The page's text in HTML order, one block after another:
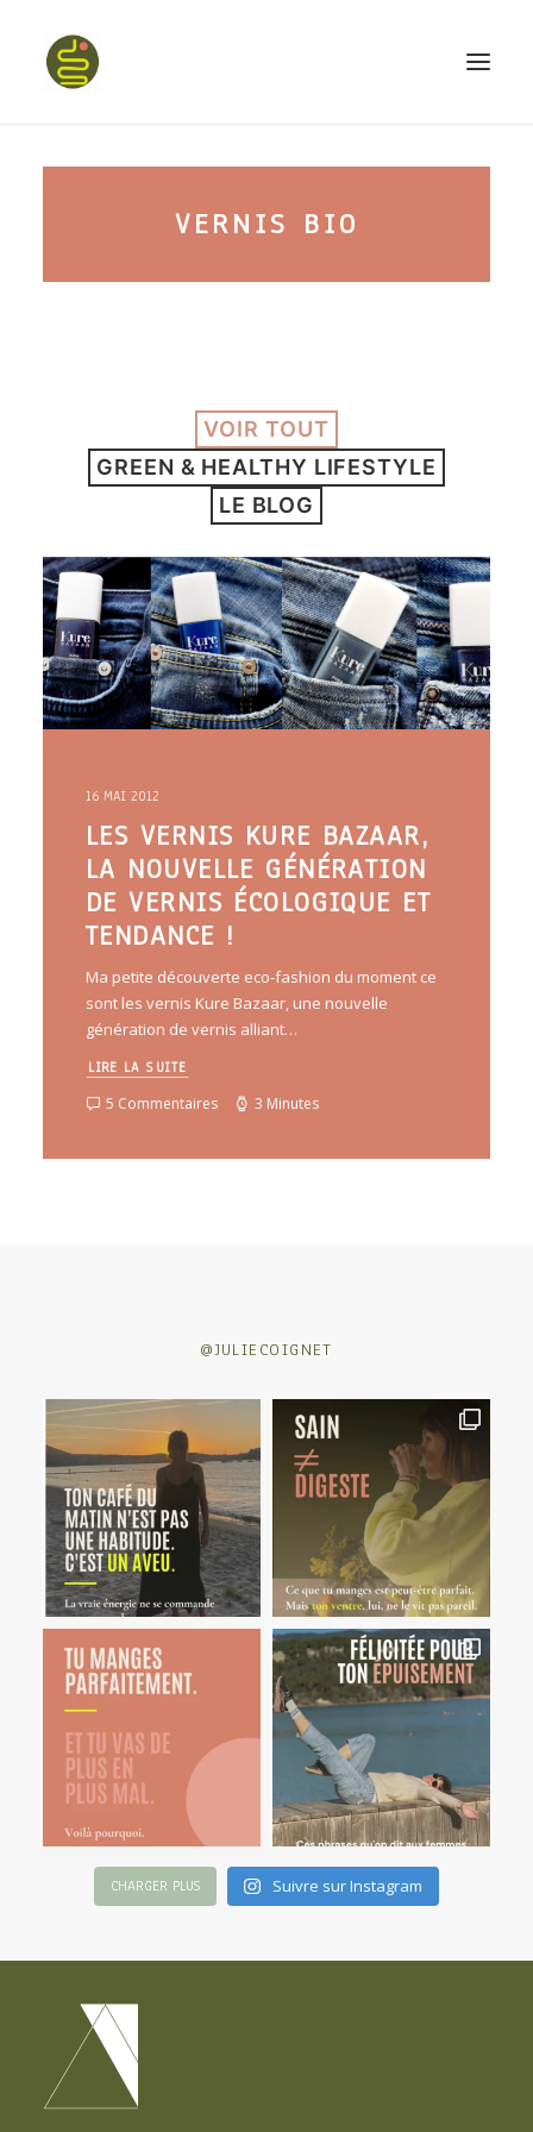
PROGRAMME HAPPY BELLY
CONFÉRENCES
podcast kinoa
YOGA
faire le quiz
Recherche
Panier
VERNIS BIO
VOIR TOUT
GREEN & HEALTHY LIFESTYLE
LE BLOG
16 MAI 2012
LES VERNIS KURE BAZAAR,
LA NOUVELLE GÉNÉRATION
DE VERNIS ÉCOLOGIQUE ET
TENDANCE !
Ma petite découverte eco-fashion du moment ce
sont les vernis Kure Bazaar, une nouvelle
génération de vernis alliant…
LIRE LA SUITE
5 Commentaires 3 Minutes
@JULIECOIGNET
CHARGER PLUS Suivre sur Instagram